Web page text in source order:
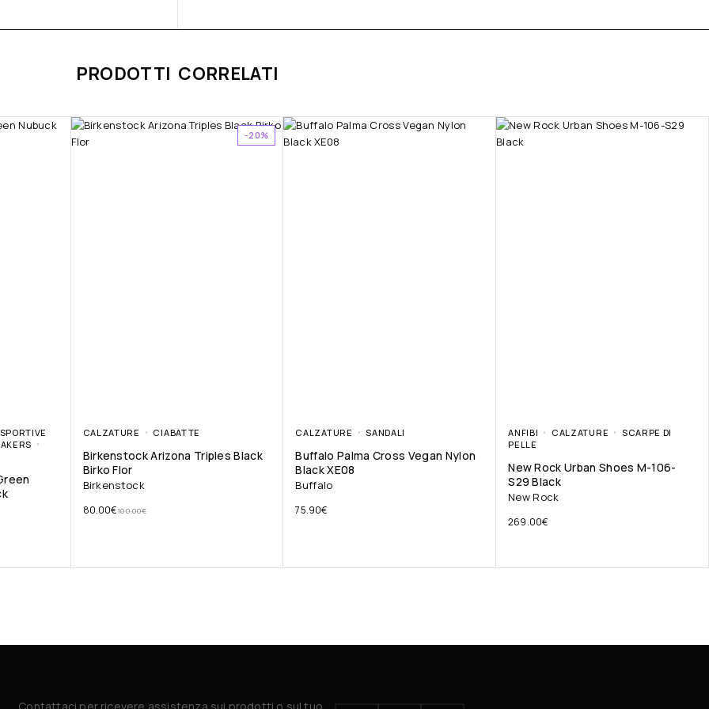
PRODOTTI CORRELATI
-20%
CALZATURE CIABATTE
Birkenstock Arizona Triples Black
Birko Flor
Birkenstock
100.00€
80.00€
CALZATURE SANDALI
Buffalo Palma Cross Vegan Nylon
Black XE08
Buffalo
75.90€
ANFIBI CALZATURE
SCARPE DI
PELLE
New Rock Urban Shoes M-106-
S29 Black
New Rock
269.00€